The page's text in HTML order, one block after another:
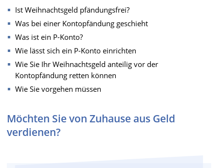
Ist Weihnachtsgeld pfändungsfrei?
Was bei einer Kontopfändung geschieht
Was ist ein P-Konto?
Wie lässt sich ein P-Konto einrichten
Wie Sie Ihr Weihnachtsgeld anteilig vor der
Kontopfändung retten können
Wie Sie vorgehen müssen
Möchten Sie von Zuhause aus Geld
verdienen?